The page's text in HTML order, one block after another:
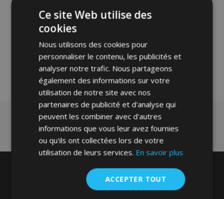
Ajouter
liste
d'achats
Ce site Web utilise des
cookies
Nous utilisons des cookies pour
personnaliser le contenu, les publicités et
analyser notre trafic. Nous partageons
également des informations sur votre
utilisation de notre site avec nos
partenaires de publicité et d'analyse qui
peuvent les combiner avec d'autres
informations que vous leur avez fournies
ou qu'ils ont collectées lors de votre
utilisation de leurs services. En savoir plus
ACCEPTER TOUT